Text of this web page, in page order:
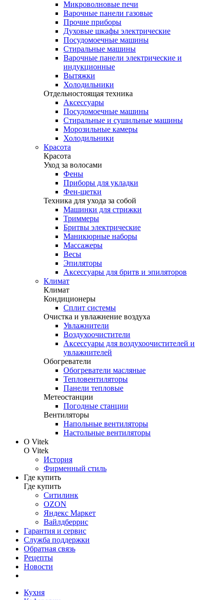
Микроволновые печи
Варочные панели газовые
Прочие приборы
Духовые шкафы электрические
Посудомоечные машины
Стиральные машины
Варочные панели электрические и
индукционные
Вытяжки
Холодильники
Отдельностоящая техника
Аксессуары
Посудомоечные машины
Стиральные и сушильные машины
Морозильные камеры
Холодильники
Красота
Красота
Уход за волосами
Фены
Приборы для укладки
Фен-щетки
Техника для ухода за собой
Машинки для стрижки
Триммеры
Бритвы электрические
Маникюрные наборы
Массажеры
Весы
Эпиляторы
Аксессуары для бритв и эпиляторов
Климат
Климат
Кондиционеры
Сплит системы
Очистка и увлажнение воздуха
Увлажнители
Воздухоочистители
Аксессуары для воздухоочистителей и
увлажнителей
Обогреватели
Обогреватели масляные
Тепловентиляторы
Панели тепловые
Метеостанции
Погодные станции
Вентиляторы
Напольные вентиляторы
Настольные вентиляторы
О Vitek
О Vitek
История
Фирменный стиль
Где купить
Где купить
Ситилинк
OZON
Яндекс Маркет
Вайлдберрис
Гарантия и сервис
Служба поддержки
Обратная связь
Рецепты
Новости
Кухня